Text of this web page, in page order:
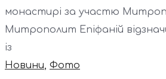
монастирі за участю
Митрополит Епіфаній
із
Новини, Фото